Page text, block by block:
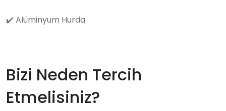
✔️ Alüminyum Hurda
Bizi Neden Tercih
Etmelisiniz?